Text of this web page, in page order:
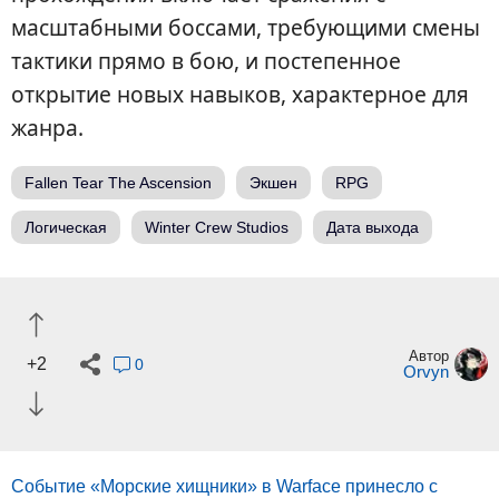
масштабными боссами, требующими смены
тактики прямо в бою, и постепенное
открытие новых навыков, характерное для
жанра.
Fallen Tear The Ascension Экшен RPG
Логическая Winter Crew Studios Дата выхода
+2 0 Автор
Orvyn
Событие «Морские хищники» в Warface принесло с